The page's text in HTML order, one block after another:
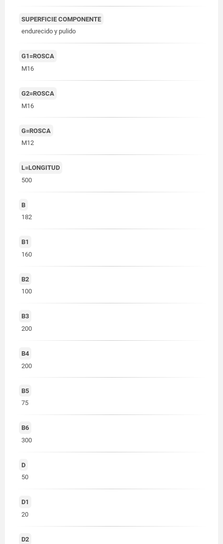
SUPERFICIE COMPONENTE
endurecido y pulido
G1=ROSCA
M16
G2=ROSCA
M16
G=ROSCA
M12
L=LONGITUD
500
B
182
B1
160
B2
100
B3
200
B4
200
B5
75
B6
300
D
50
D1
20
D2